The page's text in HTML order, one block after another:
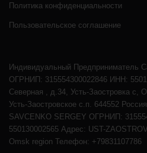
Политика конфиденциальности
Пользовательское соглашение
Индивидуальный Предприниматель
ОГРНИП: 315554300022846 ИНН:
Северная , д.34, Усть-Заостровка с,
Усть-Заостровское с.п. 644552
SAVCENKO SERGEY ОГРНИП:
550130002565 Адрес: UST-
Omsk region Телефон: +79831107786